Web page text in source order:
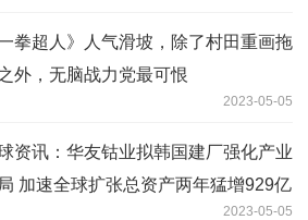
一拳超人》人气滑坡，除了村田重画拖
外，无脑战力党最可恨
2023-05-05
资讯：华友钴业拟韩国建厂强化产业
加速全球扩张总资产两年猛增929亿
2023-05-05